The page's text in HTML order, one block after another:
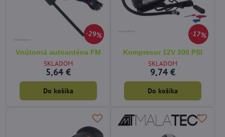
29%
Vnútorná autoanténa FM
SKLADOM
5,64 €
Do košíka
17%
Kompresor 12V 300 PSI
SKLADOM
9,74 €
Do košíka